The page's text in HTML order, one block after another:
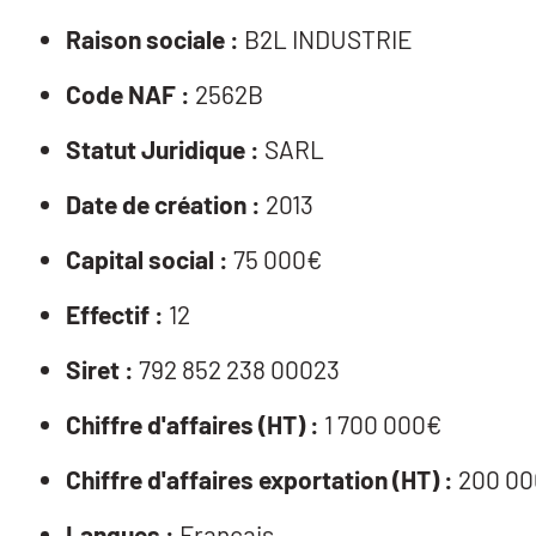
Raison sociale : B2L INDUSTRIE
Code NAF : 2562B
Statut Juridique : SARL
Date de création : 2013
Capital social : 75 000€
Effectif : 12
Siret : 792 852 238 00023
Chiffre d'affaires (HT) : 1 700 000€
Chiffre d'affaires exportation (HT) : 200